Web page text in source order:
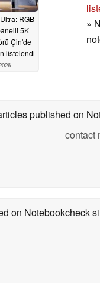
»
RGB
5K
Çin'de
listelendi
published on
contact
on Notebookcheck